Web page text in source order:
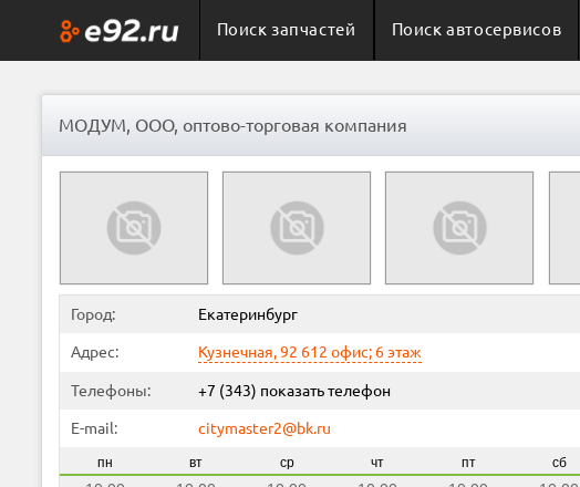
Поиск запчастей Поиск автосервисов
МОДУМ, ООО, оптово-торговая компания
Город: Екатеринбург
Адрес: Кузнечная, 92 612 офис; 6 этаж
Телефоны: +7 (343) показать телефон
E-mail: citymaster2@bk.ru
пн вт ср чт пт сб